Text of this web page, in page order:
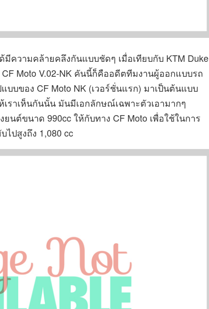
ความคล้ายคลึงกันแบบชัดๆ เมื่อเทียบกับ KTM Duke
Moto V.02-NK คันนี้ก็คืออดีตทีมงานผู้ออกแบบรถ
บบของ CF Moto NK (เวอร์ชั่นแรก) มาเป็นต้นแบบ
ราเห็นกันนั้น มันมีเอกลักษณ์เฉพาะตัวเอามากๆ
นต์ขนาด 990cc ให้กับทาง CF Moto เพื่อใช้ในการ
ปสูงถึง 1,080 cc